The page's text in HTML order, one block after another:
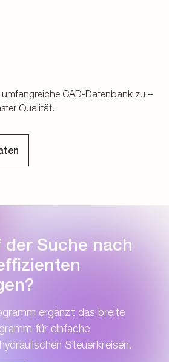
umfangreiche CAD-Datenbank zu –
Qualität.
der Suche nach
ergänzt das breite
für einfache
Steuerkreisen.